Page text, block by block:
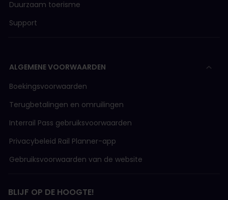
Duurzaam toerisme
Support
ALGEMENE VOORWAARDEN
Boekingsvoorwaarden
Terugbetalingen en omruilingen
Interrail Pass gebruiksvoorwaarden
Privacybeleid Rail Planner-app
Gebruiksvoorwaarden van de website
BLIJF OP DE HOOGTE!